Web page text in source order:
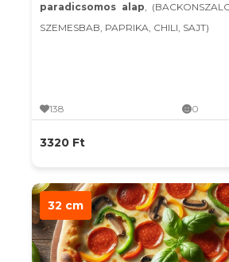
paradicsomos alap,
SZEMESBAB, PAPRIKA, CHILI, SAJT)
138 0
3320 Ft
32 cm